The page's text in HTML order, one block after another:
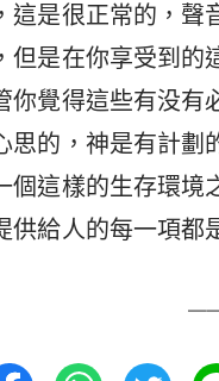
這是很正常的，
但是在你享受到
你覺得這些有没
思的，神是有計
個這樣的生存環
供給人的每一項
——